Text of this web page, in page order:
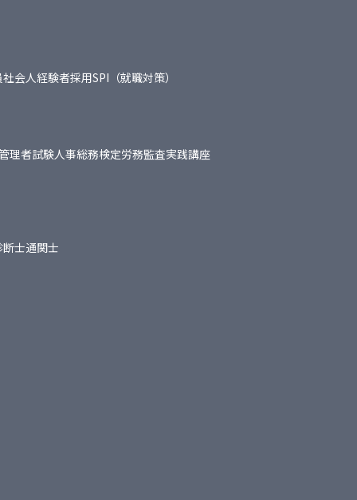
社会人経験者採用SPI（就職対策）
理者試験人事総務検定労務監査実践講座
士通関士